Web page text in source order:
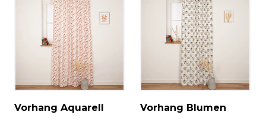
Vorhang Aquarell
Vorhang Blumen